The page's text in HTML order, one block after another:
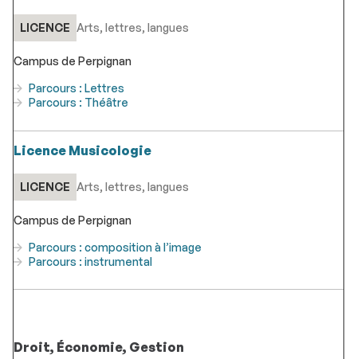
LICENCE Arts, lettres, langues
Campus de Perpignan
Parcours : Lettres
Parcours : Théâtre
Licence Musicologie
LICENCE Arts, lettres, langues
Campus de Perpignan
Parcours : composition à l’image
Parcours : instrumental
Droit, Économie, Gestion